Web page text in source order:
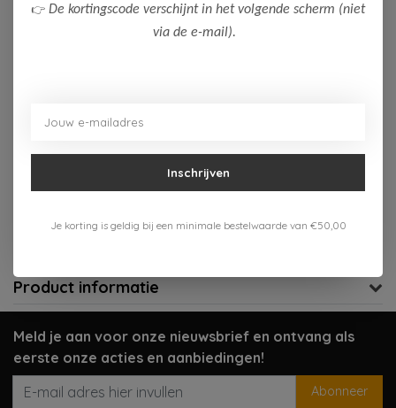
Aan verlanglijst toevoegen
Gratis verzenden vanaf 75,-
Verzenden 1-3 werkdagen
Product informatie
Meld je aan voor onze nieuwsbrief en ontvang als
eerste onze acties en aanbiedingen!
Abonneer
👉 De kortingscode verschijnt in het volgende scherm (niet
via de e-mail).
Inschrijven
Je korting is geldig bij een minimale bestelwaarde van €50,00